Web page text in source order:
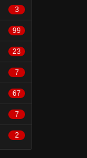
3
99
23
7
67
7
2